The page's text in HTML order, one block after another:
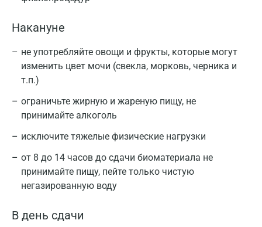
Накануне
не употребляйте овощи и фрукты, которые могут
изменить цвет мочи (свекла, морковь, черника и
т.п.)
ограничьте жирную и жареную пищу, не
принимайте алкоголь
исключите тяжелые физические нагрузки
от 8 до 14 часов до сдачи биоматериала не
принимайте пищу, пейте только чистую
негазированную воду
В день сдачи